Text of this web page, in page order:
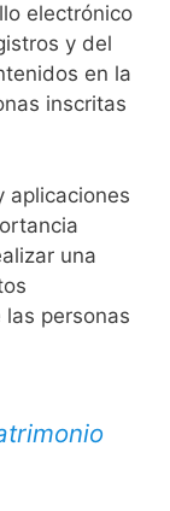
electrónico
y del
en la
inscritas
aplicaciones
una
personas